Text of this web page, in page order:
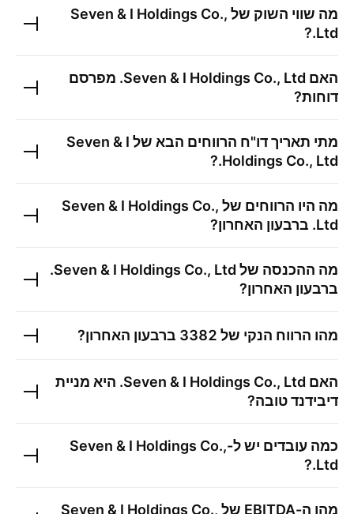
מה שווי השוק של Seven & I Holdings Co.,
Ltd.
?
האם Seven & I Holdings Co., Ltd. מפרסם
דוחות?
מתי תאריך דו"ח הרווחים הבא של Seven & I
Holdings Co., Ltd.
?
מה היו הרווחים של Seven & I Holdings Co.,
Ltd. ברבעון האחרון?
מה ההכנסה של Seven & I Holdings Co., Ltd.
ברבעון האחרון?
מהו הרווח הנקי של 3382 ברבעון האחרון?
האם Seven & I Holdings Co., Ltd. היא מניית
דיבידנד טובה?
כמה עובדים יש ל-Seven & I Holdings Co.,
Ltd.
?
מהו ה-EBITDA של
Seven & I Holdings Co.,